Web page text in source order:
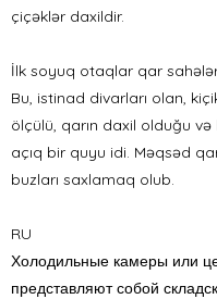
çiçəklər daxildir.
İlk soyuq otaqlar qar
Bu, istinad divarları olan,
ölçülü, qarın daxil olduğu və
açıq bir quyu idi. Məqsəd
buzları saxlamaq olub.
RU
Холодильные камеры или
представляют собой